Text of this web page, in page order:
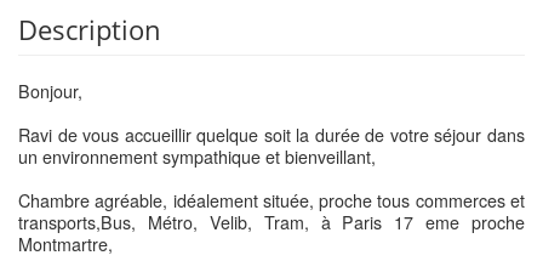
Description
Bonjour,
Ravi de vous accueillir quelque soit la durée de votre séjour dans
un environnement sympathique et bienveillant,
Chambre agréable, idéalement située, proche tous commerces et
transports,Bus, Métro, Velib, Tram, à Paris 17 eme proche
Montmartre,